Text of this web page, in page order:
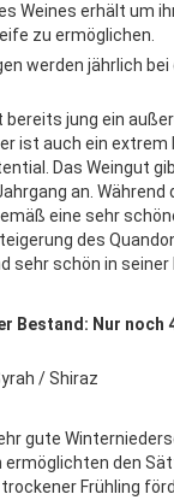
Weines erhält um
zu ermöglichen.
werden jährlich
bereits jung ein
ist auch ein extrem
Das Weingut
an. Während
eine sehr
des
sehr schön in seiner
Bestand: Nur noch
/ Shiraz
gute
ermöglichten den
Frühling